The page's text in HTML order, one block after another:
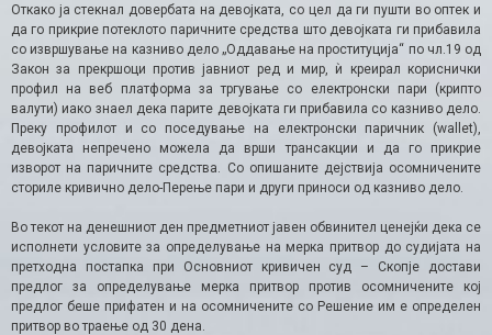
Откако ја стекнал довербата на девојката, со цел да ги пушти во оптек и
да го прикрие потеклото паричните средства што девојката ги прибавила
со извршување на казниво дело „Оддавање на проституција“ по чл.19 од
Закон за прекршоци против јавниот ред и мир, ѝ креирал кориснички
профил на веб платформа за тргување со електронски пари (крипто
валути) иако знаел дека парите девојката ги прибавила со казниво дело.
Преку профилот и со поседување на електронски паричник (wallet),
девојката непречено можела да врши трансакции и да го прикрие
изворот на паричните средства. Со опишаните дејствија осомничените
сториле кривично дело-Перење пари и други приноси од казниво дело.
Во текот на денешниот ден предметниот јавен обвинител ценејќи дека се
исполнети условите за определување на мерка притвор до судијата на
претходна постапка при Основниот кривичен суд – Скопје достави
предлог за определување мерка притвор против осомничените кој
предлог беше прифатен и на осомничените со Решение им е определен
притвор во траење од 30 дена.